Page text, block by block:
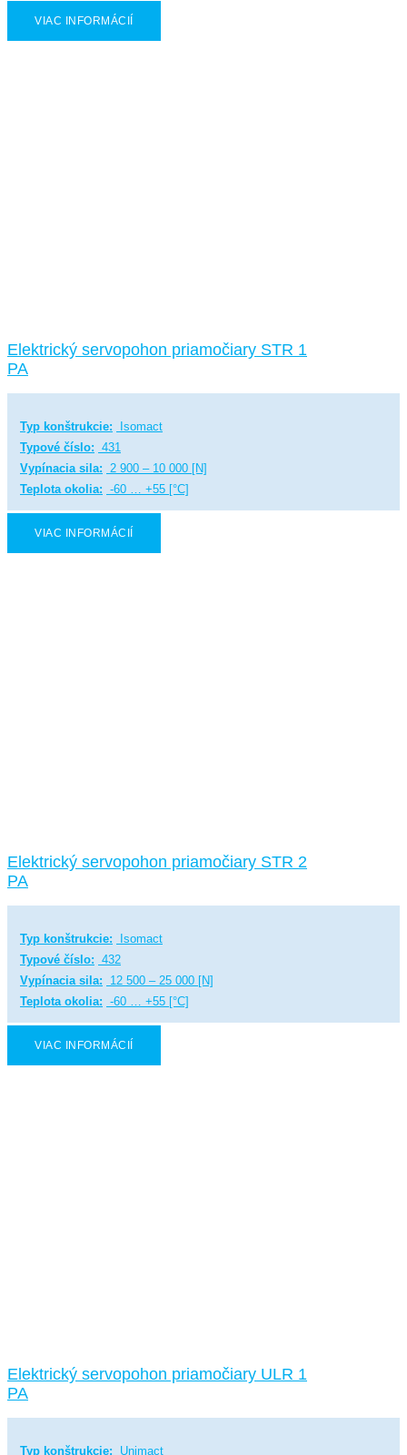
VIAC INFORMÁCIÍ
Elektrický servopohon priamočiary STR 1
PA
Typ konštrukcie:
Isomact
Typové číslo: 431
Vypínacia sila: 2 900 – 10 000 [N]
Teplota okolia: -60 … +55 [°C]
VIAC INFORMÁCIÍ
Elektrický servopohon priamočiary STR 2
PA
Typ konštrukcie:
Isomact
Typové číslo: 432
Vypínacia sila:
12 500 – 25 000 [N]
Teplota okolia: -60 … +55 [°C]
VIAC INFORMÁCIÍ
Elektrický servopohon priamočiary ULR 1
PA
Typ konštrukcie: Unimact